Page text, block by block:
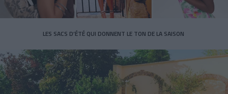
LES SACS D’ÉTÉ QUI DONNENT LE TON DE LA SAISON